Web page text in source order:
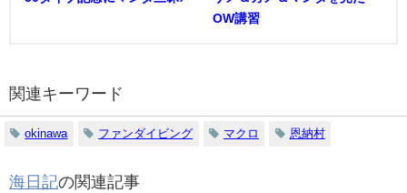
OW講習
関連キーワード
okinawa ファンダイビング マクロ 恩納村
海日記の関連記事